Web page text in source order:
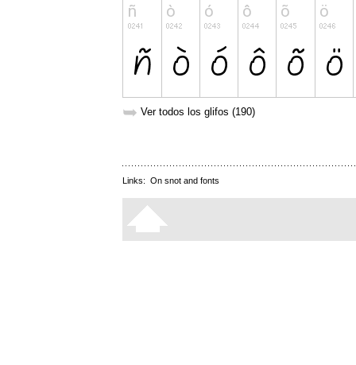
➥ Ver todos los glifos (190)
Links: On snot and fonts